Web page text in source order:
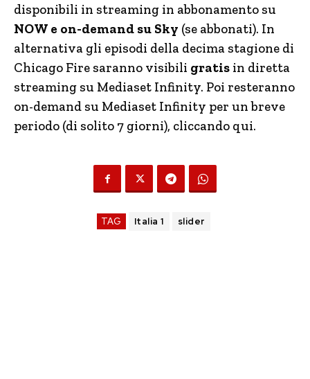
disponibili in streaming in abbonamento su
NOW e on-demand su Sky (se abbonati). In
alternativa gli episodi della decima stagione di
Chicago Fire saranno visibili gratis in diretta
streaming su Mediaset Infinity. Poi resteranno
on-demand su Mediaset Infinity per un breve
periodo (di solito 7 giorni), cliccando qui.
TAG Italia 1 slider